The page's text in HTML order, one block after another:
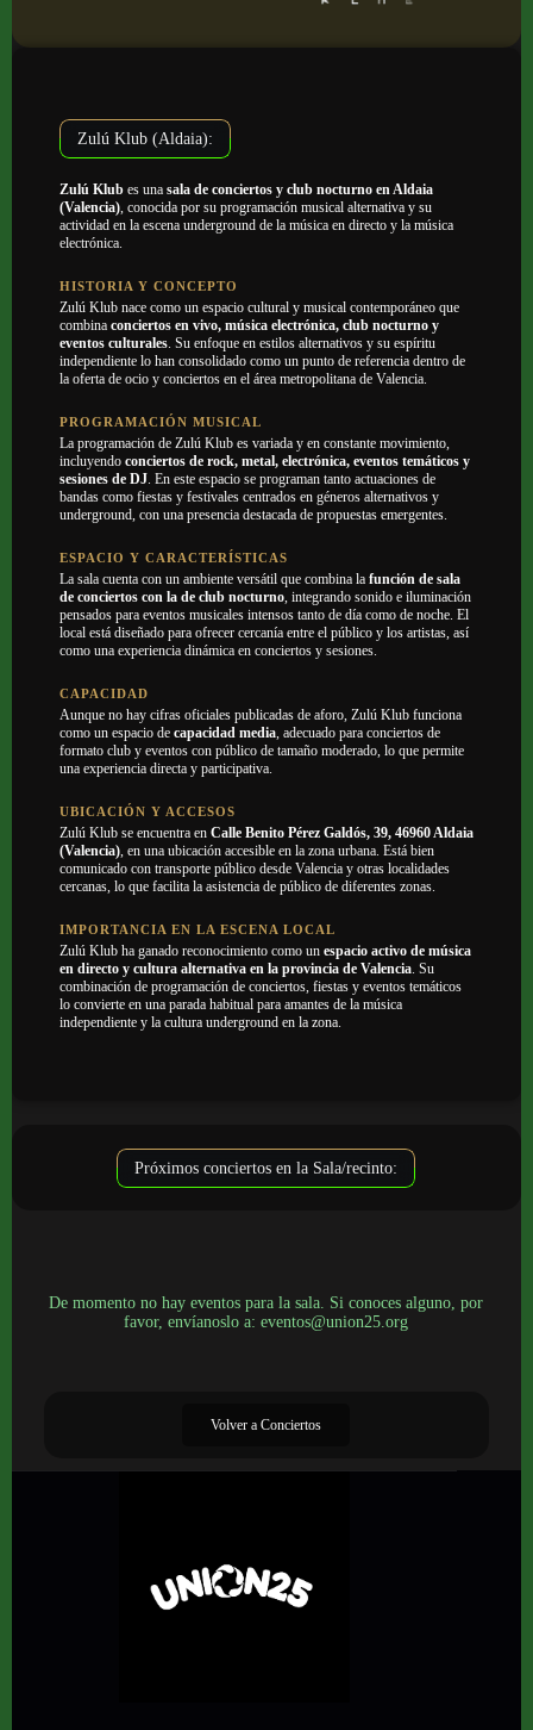
Zulú Klub (Aldaia):
Zulú Klub es una sala de conciertos y club nocturno en Aldaia
(Valencia), conocida por su programación musical alternativa y su
actividad en la escena underground de la música en directo y la música
electrónica.
HISTORIA Y CONCEPTO
Zulú Klub nace como un espacio cultural y musical contemporáneo que
combina conciertos en vivo, música electrónica, club nocturno y
eventos culturales. Su enfoque en estilos alternativos y su espíritu
independiente lo han consolidado como un punto de referencia dentro de
la oferta de ocio y conciertos en el área metropolitana de Valencia.
PROGRAMACIÓN MUSICAL
La programación de Zulú Klub es variada y en constante movimiento,
incluyendo conciertos de rock, metal, electrónica, eventos temáticos y
sesiones de DJ. En este espacio se programan tanto actuaciones de
bandas como fiestas y festivales centrados en géneros alternativos y
underground, con una presencia destacada de propuestas emergentes.
ESPACIO Y CARACTERÍSTICAS
La sala cuenta con un ambiente versátil que combina la función de sala
de conciertos con la de club nocturno, integrando sonido e iluminación
pensados para eventos musicales intensos tanto de día como de noche. El
local está diseñado para ofrecer cercanía entre el público y los artistas, así
como una experiencia dinámica en conciertos y sesiones.
CAPACIDAD
Aunque no hay cifras oficiales publicadas de aforo, Zulú Klub funciona
como un espacio de capacidad media, adecuado para conciertos de
formato club y eventos con público de tamaño moderado, lo que permite
una experiencia directa y participativa.
UBICACIÓN Y ACCESOS
Zulú Klub se encuentra en Calle Benito Pérez Galdós, 39, 46960 Aldaia
(Valencia), en una ubicación accesible en la zona urbana. Está bien
comunicado con transporte público desde Valencia y otras localidades
cercanas, lo que facilita la asistencia de público de diferentes zonas.
IMPORTANCIA EN LA ESCENA LOCAL
Zulú Klub ha ganado reconocimiento como un espacio activo de música
en directo y cultura alternativa en la provincia de Valencia. Su
combinación de programación de conciertos, fiestas y eventos temáticos
lo convierte en una parada habitual para amantes de la música
independiente y la cultura underground en la zona.
Próximos conciertos en la Sala/recinto:
De momento no hay eventos para la sala. Si conoces alguno, por
favor, envíanoslo a: eventos@union25.org
Volver a Conciertos